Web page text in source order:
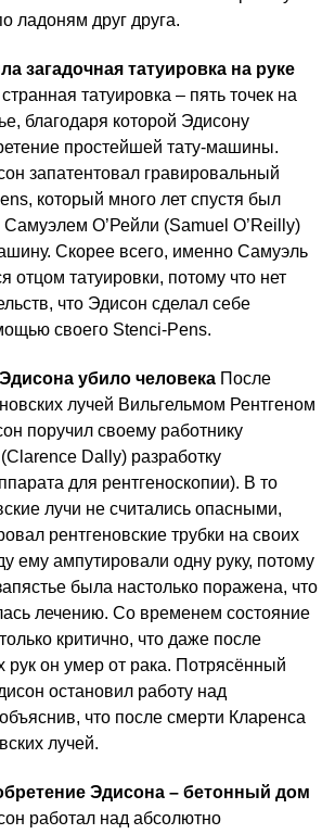
ладоням друг друга.
загадочная татуировка на руке
татуировка – пять точек на
благодаря которой Эдисону
простейшей тату-машины.
запатентовал гравировальный
который много лет спустя был
О’Рейли (Samuel O’Reilly)
Скорее всего, именно Самуэль
отцом татуировки, потому что нет
что Эдисон сделал себе
своего Stenci-Pens.
убило человека После
лучей Вильгельмом Рентгеном
поручил своему работнику
Dally) разработку
для рентгеноскопии). В то
лучи не считались опасными,
рентгеновские трубки на своих
ему ампутировали одну руку, потому
была настолько поражена, что
лечению. Со временем состояние
критично, что даже после
рук он умер от рака. Потрясённый
остановил работу над
что после смерти Кларенса
лучей.
Эдисона – бетонный дом
работал над абсолютно